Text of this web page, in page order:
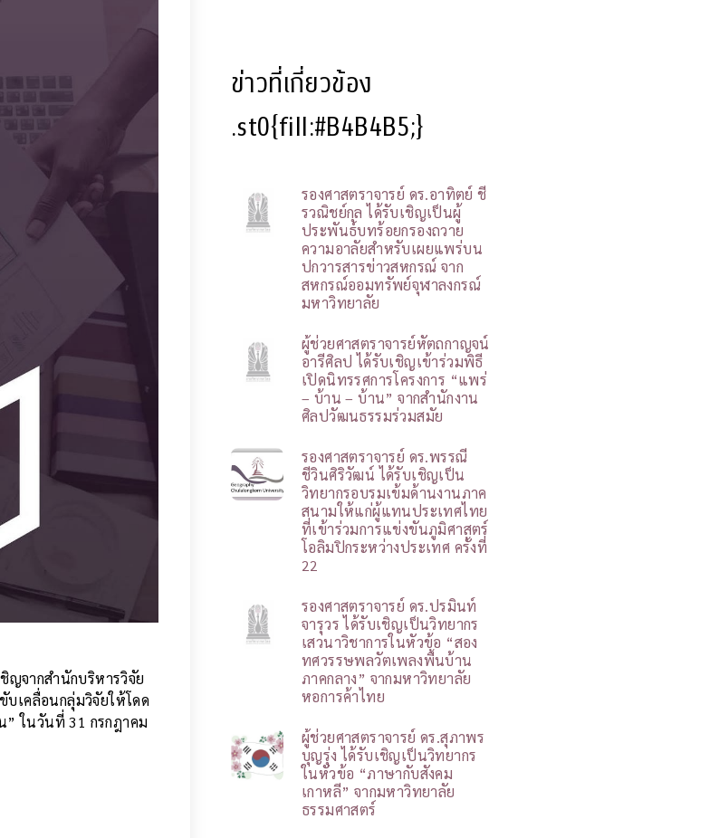
ญจากสำนักบริหารวิจัย
เคลื่อนกลุ่มวิจัยให้โดด
” ในวันที่ 31 กรกฎาคม
ข่าวที่เกี่ยวข้อง
.st0{fill:#B4B4B5;}
รองศาสตราจารย์ ดร.อาทิตย์ ชี
รวณิชย์กุล ได้รับเชิญเป็นผู้
ประพันธ์บทร้อยกรองถวาย
ความอาลัยสำหรับเผยแพร่บน
ปกวารสารข่าวสหกรณ์ จาก
สหกรณ์ออมทรัพย์จุฬาลงกรณ์
มหาวิทยาลัย
ผู้ช่วยศาสตราจารย์หัตถกาญจน์
อารีศิลป ได้รับเชิญเข้าร่วมพิธี
เปิดนิทรรศการโครงการ “แพร่
– บ้าน – บ้าน” จากสำนักงาน
ศิลปวัฒนธรรมร่วมสมัย
รองศาสตราจารย์ ดร.พรรณี
ชีวินศิริวัฒน์ ได้รับเชิญเป็น
วิทยากรอบรมเข้มด้านงานภาค
สนามให้แก่ผู้แทนประเทศไทย
ที่เข้าร่วมการแข่งขันภูมิศาสตร์
โอลิมปิกระหว่างประเทศ ครั้งที่
22
รองศาสตราจารย์ ดร.ปรมินท์
จารุวร ได้รับเชิญเป็นวิทยากร
เสวนาวิชาการในหัวข้อ “สอง
ทศวรรษพลวัตเพลงพื้นบ้าน
ภาคกลาง” จากมหาวิทยาลัย
หอการค้าไทย
ผู้ช่วยศาสตราจารย์ ดร.สุภาพร
บุญรุ่ง ได้รับเชิญเป็นวิทยากร
ในหัวข้อ “ภาษากับสังคม
เกาหลี” จากมหาวิทยาลัย
ธรรมศาสตร์